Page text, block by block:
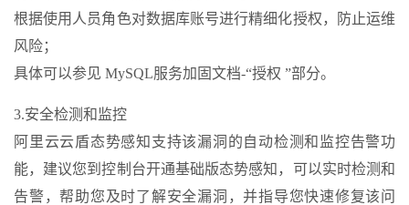
根据使用人员角色对数据库账号进行精细化授权，防止运维
风险；
具体可以参见 MySQL服务加固文档-“授权 ”部分。
3.安全检测和监控
阿里云云盾态势感知支持该漏洞的自动检测和监控告警功
能，建议您到控制台开通基础版态势感知，可以实时检测和
告警，帮助您及时了解安全漏洞，并指导您快速修复该问